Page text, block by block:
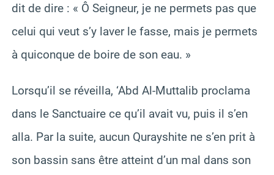
dit de dire : « Ô Seigneur, je ne permets pas que
celui qui veut s’y laver le fasse, mais je permets
à quiconque de boire de son eau. »
Lorsqu’il se réveilla, ‘Abd Al-Muttalib proclama
dans le Sanctuaire ce qu’il avait vu, puis il s’en
alla. Par la suite, aucun Qurayshite ne s’en prit à
son bassin sans être atteint d’un mal dans son